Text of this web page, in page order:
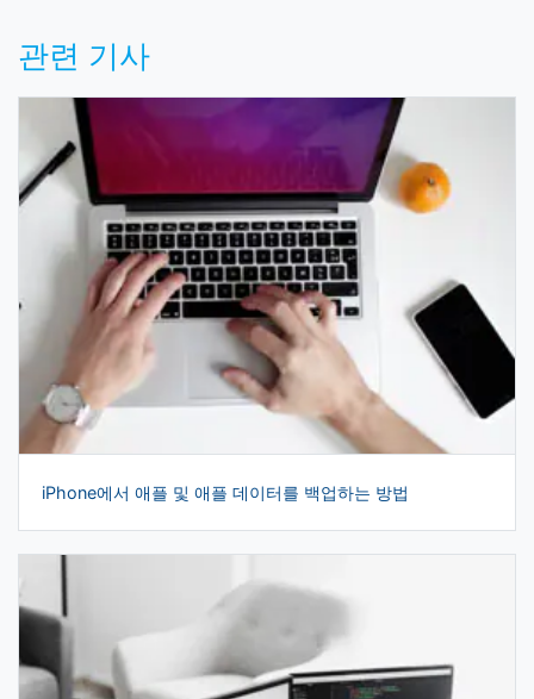
관련 기사
iPhone에서 애플 및 애플 데이터를 백업하는 방법